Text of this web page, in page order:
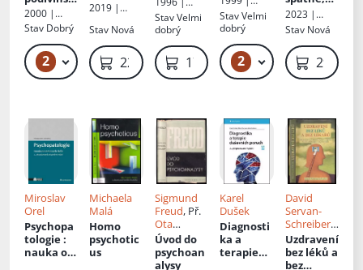
ví a
genialitě
2000 |
Portál
Stav Dobrý
2 429 Kč
y mě
vyléčila z
depresí
2019 |
ESOTERA,
s.r.o.
Stav Nová
229 Kč
psychiatri
e
Mladá
fronta
StavVelmi
dobrý
179 Kč
cí profese
:
variabilit
a a
patologie
lidské
Portál
StavVelmi
dobrý
2 399 Kč – 489 Kč
když se
máme
tak
dobře?
2023 |
Grada
Stav Nová
299 Kč
Miroslav
Orel
Psychopa
tologie:
nauka o
Michaela
Malá
Homo
psychotic
us
Sigmund
Freud, Př.
Ota
Friedmann
Úvod do
psychoan
alysy
Karel
Dušek
Diagnosti
ka a
terapie
David
Servan-
Schreiber,
Př.Hana
Prousková
Uzdravení
bez léků a
bez